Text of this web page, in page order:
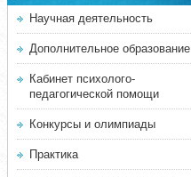
Научная деятельность
Дополнительное образование
Кабинет психолого-
педагогической помощи
Конкурсы и олимпиады
Практика